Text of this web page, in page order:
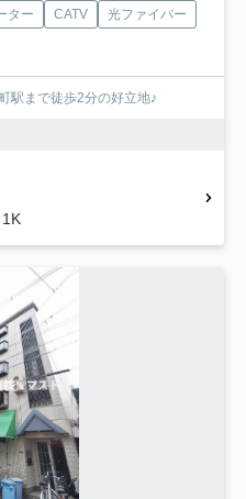
ター CATV
光ファイバー
駅まで徒歩2分の好立地♪